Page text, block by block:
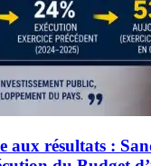
aux résultats :